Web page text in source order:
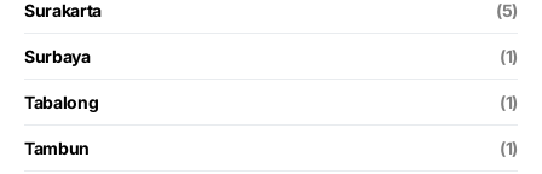
Surakarta (5)
Surbaya (1)
Tabalong (1)
Tambun (1)